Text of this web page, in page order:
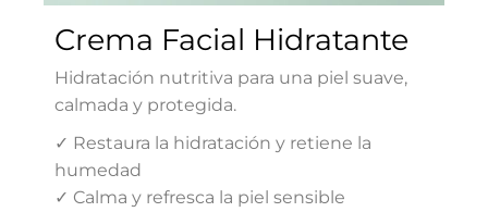
Crema Facial Hidratante
Hidratación nutritiva para una piel suave,
calmada y protegida.
✓ Restaura la hidratación y retiene la
humedad
✓ Calma y refresca la piel sensible